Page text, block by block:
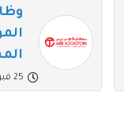
25 فبراير 2024